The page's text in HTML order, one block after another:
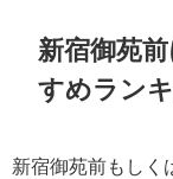
新宿御苑
すめラン
新宿御苑前もしく